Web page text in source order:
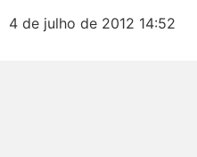
4 de julho de 2012 14:52